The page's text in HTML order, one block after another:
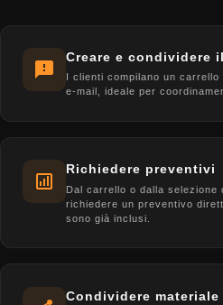
Creare e condividere
I clienti compilano un
e-mail, ideale per
Richiedere preventivi
Dal carrello o dalla
richiedere un preventivo
sono già inclusi.
Condividere materiale